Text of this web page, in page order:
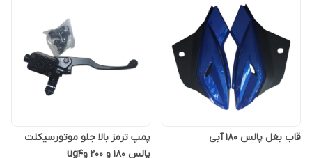
قاب بغل پالس ۱۸۰ آبی
پمپ ترمز بالا جلو موتورسیکلت
پالس 180 و 200 وug4